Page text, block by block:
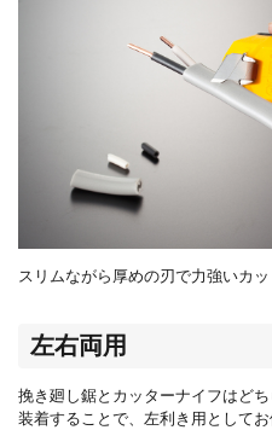
スリムながら厚めの刃で力強いカ
左右両用
挽き廻し鋸とカッターナイフはど
装着することで、左利き用としてお